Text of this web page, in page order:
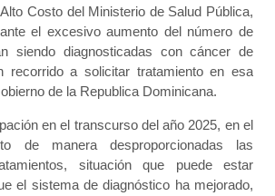
Costo del Ministerio de Salud Pública,
el excesivo aumento del número de
siendo diagnosticadas con cáncer de
recorrido a solicitar tratamiento en esa
de la Republica Dominicana.
en el transcurso del año 2025, en el
de manera desproporcionadas las
situación que puede estar
el sistema de diagnóstico ha mejorado,